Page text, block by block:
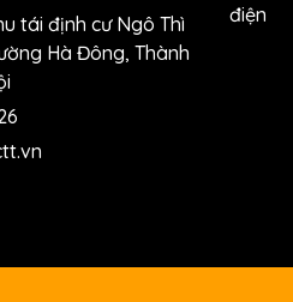
tái định cư Ngô Thì
Hà Đông, Thành
điện